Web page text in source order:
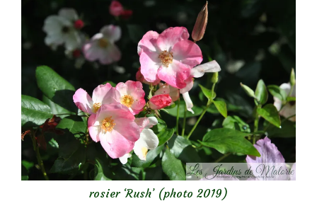
rosier ‘Rush’ (photo 2019)